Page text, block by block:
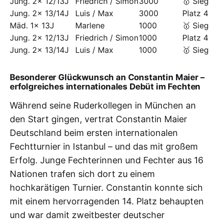
Jung. 2x 13/14J
Luis / Max 3000
Platz 4
Mäd. 1x 13J
Marlene 1000
🥇 Sieg
Jung. 2x 12/13J
Friedrich / Simon1000
Platz 4
Jung. 2x 13/14J
Luis / Max 1000 🥇 Sieg
Besonderer Glückwunsch an Constantin Maier –
erfolgreiches internationales Debüt im Fechten
Während seine Ruderkollegen in München an
den Start gingen, vertrat Constantin Maier
Deutschland beim ersten internationalen
Fechtturnier in Istanbul – und das mit großem
Erfolg. Junge Fechterinnen und Fechter aus 16
Nationen trafen sich dort zu einem
hochkarätigen Turnier. Constantin konnte sich
mit einem hervorragenden 14. Platz behaupten
und war damit zweitbester deutscher